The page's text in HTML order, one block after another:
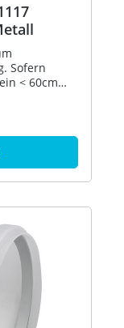
Sofern
< 60cm